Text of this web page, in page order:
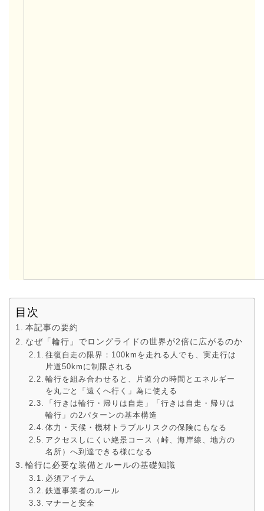
目次
本記事の要約
なぜ「輪行」でロングライドの世界が2倍に広がるのか
往復自走の限界：100kmを走れる人でも、実走行は
片道50kmに制限される
輪行を組み合わせると、片道分の時間とエネルギー
を丸ごと「遠くへ行く」為に使える
「行きは輪行・帰りは自走」「行きは自走・帰りは
輪行」の2パターンの基本構造
体力・天候・機材トラブルリスクの保険にもなる
アクセスしにくい絶景コース（峠、海岸線、地方の
名所）へ到達できる様になる
輪行に必要な装備とルールの基礎知識
必須アイテム
鉄道事業者のルール
マナーと安全